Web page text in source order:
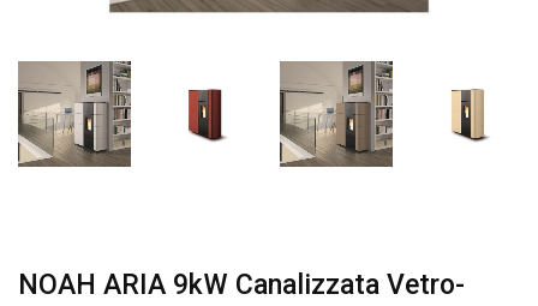
NOAH ARIA 9kW Canalizzata Vetro-